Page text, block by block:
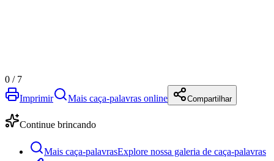
0 / 7
Imprimir
Mais caça-palavras online Compartilhar
Continue brincando
Mais caça-palavrasExplore nossa galeria de caça-palavras